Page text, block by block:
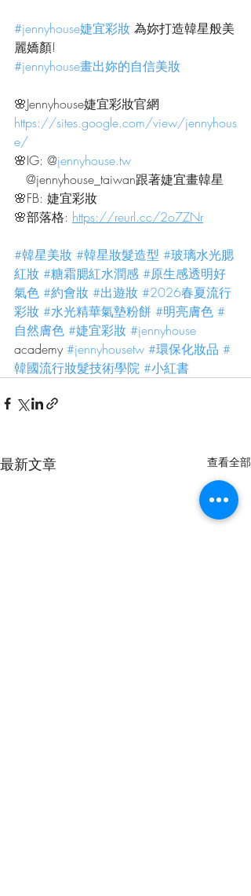
#jennyhouse婕宜彩妝 為妳打造韓星般美
麗嬌顏!
#jennyhouse畫出妳的自信美妝
🌸Jennyhouse婕宜彩妝官網
https://sites.google.com/view/jennyhous
e/
🌸IG: @jennyhouse.tw
   @jennyhouse_taiwan跟著婕宜畫韓星
🌸FB: 婕宜彩妝
🌸部落格: https://reurl.cc/2o7ZNr
#韓星美妝 #韓星妝髮造型 #玻璃水光腮
紅妝 #糖霜腮紅水潤感 #原生感透明好
氣色 #約會妝 #出遊妝 #2026春夏流行
彩妝 #水光精華氣墊粉餅 #明亮膚色 #
自然膚色 #婕宜彩妝 #jennyhouse
academy #jennyhousetw #環保化妝品 #
韓國流行妝髮技術學院 #小紅書
最新文章 查看全部